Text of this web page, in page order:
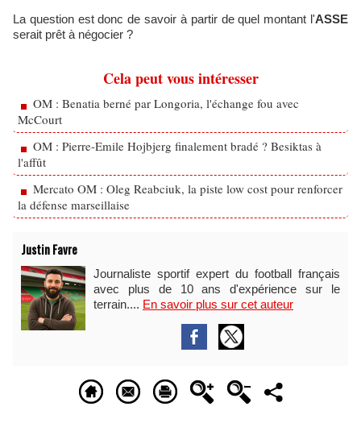
La question est donc de savoir à partir de quel montant l'ASSE
serait prêt à négocier ?
Cela peut vous intéresser
OM : Benatia berné par Longoria, l'échange fou avec
McCourt
OM : Pierre-Emile Hojbjerg finalement bradé ? Besiktas à
l'affût
Mercato OM : Oleg Reabciuk, la piste low cost pour renforcer
la défense marseillaise
Justin Favre
Journaliste sportif expert du football français
avec plus de 10 ans d'expérience sur le
terrain.... En savoir plus sur cet auteur